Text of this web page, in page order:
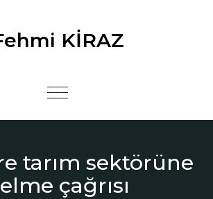
KİRAZ
Toggle
tarım sektörüne
çağrısı